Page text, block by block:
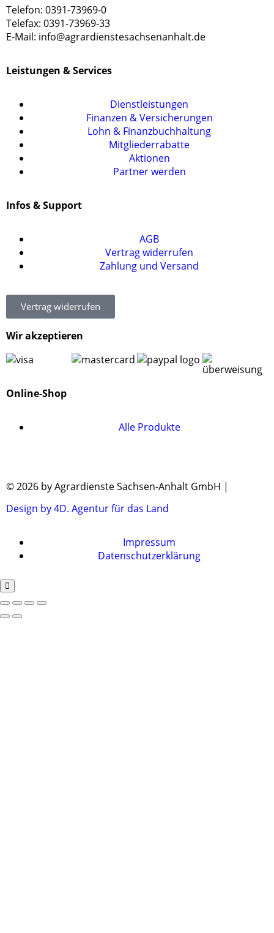
Telefon: 0391-73969-0
Telefax: 0391-73969-33
E-Mail: info@agrardienstesachsenanhalt.de
Leistungen & Services
Dienstleistungen
Finanzen & Versicherungen
Lohn & Finanzbuchhaltung
Mitgliederrabatte
Aktionen
Partner werden
Infos & Support
AGB
Vertrag widerrufen
Zahlung und Versand
Vertrag widerrufen
Wir akzeptieren
Online-Shop
Alle Produkte
© 2026 by Agrardienste Sachsen-Anhalt GmbH |
Design by 4D. Agentur für das Land
Impressum
Datenschutzerklärung